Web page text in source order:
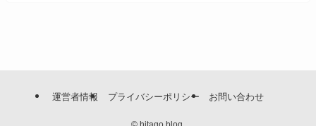
運営者情報 プライバシーポリシー お問い合わせ